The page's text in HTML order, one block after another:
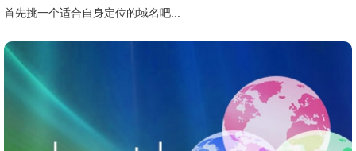
首先挑一个适合自身定位的域名吧...